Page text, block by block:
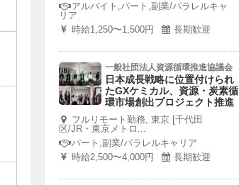
アルバイト,パート,副業/パラレルキャ
リア
時給1,250〜1,500円
長期歓迎
一般社団法人資源循環推進協議会
日本成長戦略に位置付けられ
たGXケミカル、資源・炭素循
環市場創出プロジェクト推進
フルリモート勤務, 東京 [千代田
区/JR・東京メトロ...
パート,副業/パラレルキャリア
時給2,500〜4,000円
長期歓迎